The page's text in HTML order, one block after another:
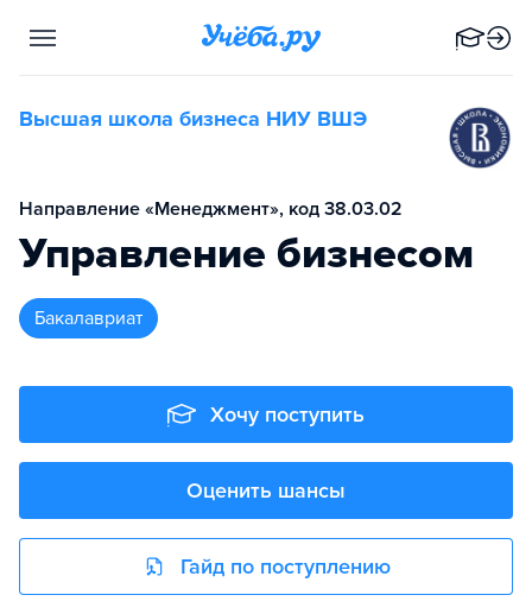
Высшая школа бизнеса НИУ ВШЭ
Направление «Менеджмент», код 38.03.02
Управление бизнесом
бакалавриат
Хочу поступить
Оценить шансы
Гайд по поступлению